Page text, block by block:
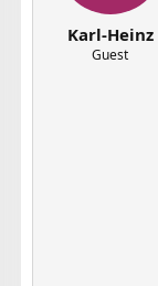
Karl-Heinz
Guest